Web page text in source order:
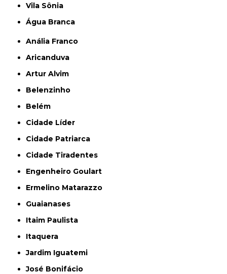
Vila Sônia
Água Branca
Anália Franco
Aricanduva
Artur Alvim
Belenzinho
Belém
Cidade Líder
Cidade Patriarca
Cidade Tiradentes
Engenheiro Goulart
Ermelino Matarazzo
Guaianases
Itaim Paulista
Itaquera
Jardim Iguatemi
José Bonifácio